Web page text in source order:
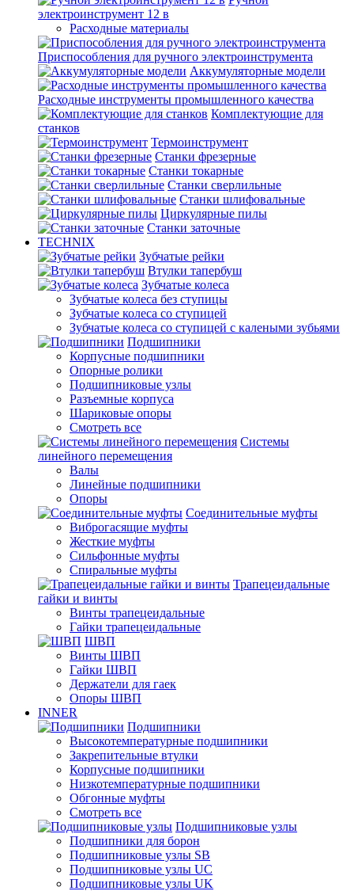
электроинструмент 12 в
Расходные материалы
Приспособления для ручного электроинструмента
Аккумуляторные модели
Расходные инструменты промышленного качества
Комплектующие для
станков
Термоинструмент
Станки фрезерные
Станки токарные
Станки сверлильные
Станки шлифовальные
Циркулярные пилы
Станки заточные
TECHNIX
Зубчатые рейки
Втулки тапербуш
Зубчатые колеса
Зубчатые колеса без ступицы
Зубчатые колеса со ступицей
Зубчатые колеса со ступицей с калеными зубьями
Подшипники
Корпусные подшипники
Опорные ролики
Подшипниковые узлы
Разъемные корпуса
Шариковые опоры
Смотреть все
Системы
линейного перемещения
Валы
Линейные подшипники
Опоры
Соединительные муфты
Виброгасящие муфты
Жесткие муфты
Сильфонные муфты
Спиральные муфты
Трапецеидальные
гайки и винты
Винты трапецеидальные
Гайки трапецеидальные
ШВП
Винты ШВП
Гайки ШВП
Держатели для гаек
Опоры ШВП
INNER
Подшипники
Высокотемпературные подшипники
Закрепительные втулки
Корпусные подшипники
Низкотемпературные подшипники
Обгонные муфты
Смотреть все
Подшипниковые узлы
Подшипники для борон
Подшипниковые узлы SB
Подшипниковые узлы UC
Подшипниковые узлы UK